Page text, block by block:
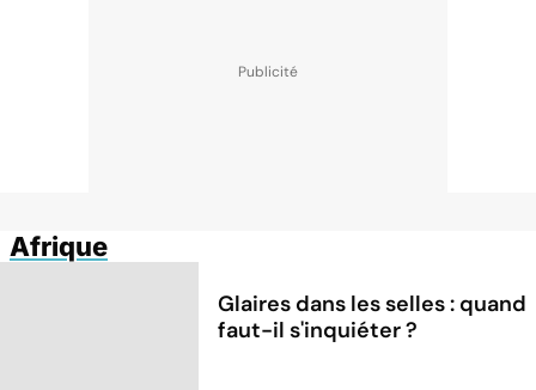
Afrique
Glaires dans les selles : quand
faut-il s'inquiéter ?